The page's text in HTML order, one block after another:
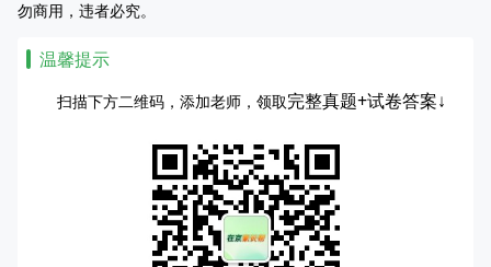
勿商用，违者必究。
温馨提示
扫描下方二维码，添加老师，领取完整真题+试卷答案↓